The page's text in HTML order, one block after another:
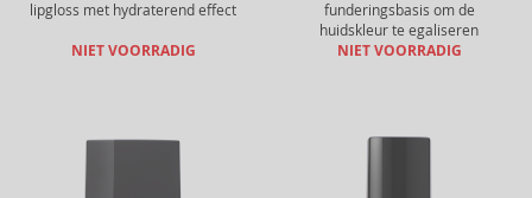
lipgloss met hydraterend effect
NIET VOORRADIG
funderingsbasis om de
huidskleur te egaliseren
NIET VOORRADIG